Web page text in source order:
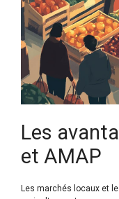
Les
et AMAP
Les marchés locaux et